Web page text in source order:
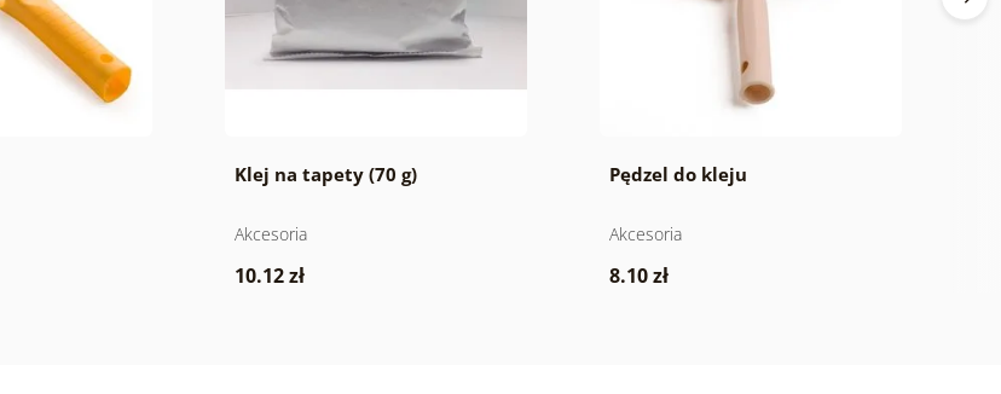
Klej na tapety (70 g)
Akcesoria
10.12 zł
Pędzel do kleju
Akcesoria
8.10 zł